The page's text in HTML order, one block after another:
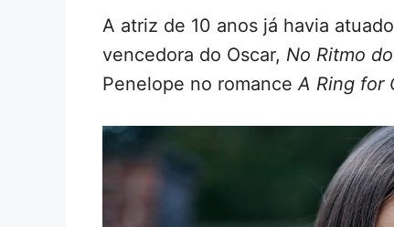
A atriz de 10 anos já havia
vencedora do Oscar, No Ritmo
Penelope no romance A Ring for